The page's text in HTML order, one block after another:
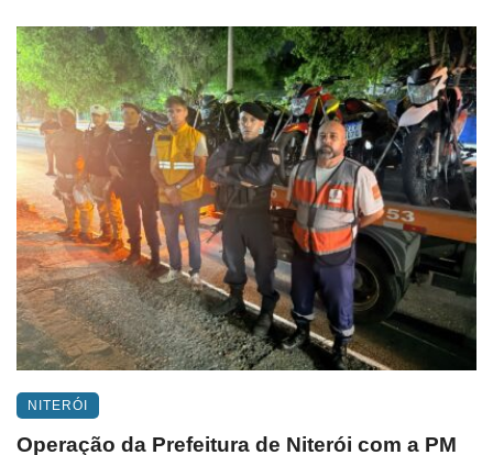
NITERÓI
Operação da Prefeitura de Niterói com a PM